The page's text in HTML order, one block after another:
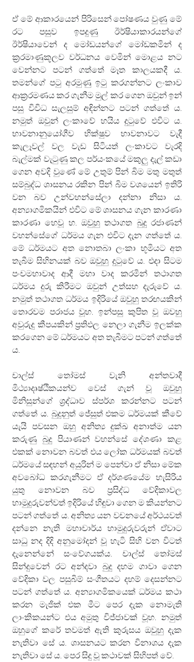
ඒ මේ ආකාරයෙන් පිරිසෙන් පෝෂණය වුණු මේ
රට පසුව ඉපදුණු ඊර්ෂියාකාරයන්ගේ
ඊර්ෂියාවෙන් ද මෝඩයන්ගේ මෝඩකමින් ද
ක්‍රරමාණුකූලව වර්ධනය වෙමින් මොළය නට
වෙන්නට පටන් ගත්තේ මෑත කාලයකදී ය.
තමන්ගේ පටු අරමුණු ඉටු කරගන්නට ලංකාව
ආක්‍රරමණය කර ගැනීම මුල් කර ගෙන ඔවුන් ඉන්
පසු විවිධ සැලසුම් අඳින්නට පටන් ගත්තේ ය.
නමුත් ඔවුන් ලංකාවේ හයිය දුටුවේ එවිට ය.
භාවනානුයෝගීව භික්ෂුව භාවනාවට වැදී
කැලෑවල් වල වැඩ සිටියත් ලංකාවට වැරදි
බැල්මක් වැටුණු කල පර්යංකයේ මකුලු දැල් කඩා
ගෙන අවදි වුණේ මේ උතුම් පින් බිම මතු මතුත්
සම්බුද්ධ ශාසනය රකින පින් බිම වශයෙන් ඉතිරි
වන බව උන්වහන්සේලා දන්නා නිසා ය.
අන්‍යාගමිකයින් එවිට මේ ශාසනය ගැන කාරණා
කාරණා හෙවූ හ. ඔවුහු තථාගත බුදු රජාණන්
වහන්සේගේ ධර්මය ගැන එවිට දැන ගත්තේ ය.
මේ ධර්මයට අත නොතබා ලංකා භූමියට අත
තැබීම සිහිනයක් බව ඔවුහු දුටුවේ ය. එදා සිටම
පංචමහාවාද ආදී මහා වාද කරමින් තථාගත
ධර්මය දුරු කිරීමට ඔවුන් උත්සහ දැරුවේ ය.
නමුත් තථාගත ධර්මය ඉදිරියේ ඔවුහු තරඟයකින්
තොරවම පරාජය වූහ. ඉන්පසු කුපිත වූ ඔවහු
අවුරුදු කීපයකින් ප්‍රතිඵල නෙලා ගැනීම ඉලක්ක
කරගෙන මේ ධර්මයට අත තැබීමට පටන් ගත්තේ
ය.
චාල්ස් තෝමස් වැනි අන්තවාදී
මිථ්‍යාදෘෂ්ඨිකයන්ව වෙස් ගැන් වූ ඔවුහු
මිනිසුන්ගේ ශ්‍රද්ධාව ස්පර්ශ කරන්නට පටන්
ගත්තේ ය. බුදුනුත් ජේසුත් එකම ධර්මයක් කීවේ
යැයි පවසන ඔහු අනිත්‍ය දුක්ඛ අනාත්ම යන
කරුණු බුදු පියාණන් වහන්සේ දේශණා කළ
එකක් නොවන බවත් එය ලෝක ධර්මයක් බවත්
ධර්මයේ සඳහන් අයුරින් ම පෙන්වා ඒ නිසා මේක
අවබෝධ කරගැනීමට ඒ දර්ශණයේම හැසිරිය
යුතු නොවන බව ප්‍රසිද්ධ වේදිකාවල
හාමුදුරුවන්වත් ඉදිරියේ හිඳුවා ගෙන ම කියන්නට
පටන් ගත්තේ ය. අනිත්‍ය යන වචනයේ අර්ථයවත්
දන්නෙ නැති මහාචාර්ය හාමුදුරුවරුන් ඒවාට
සාධු නද දිදි අනුමෝදන් වූ හැටි සිහි වන විටත්
දැනෙන්නේ සංවේගයක්ය. චාල්ස් තෝමස්
සින්දුවෙන් රට අන්දවා බුදු දහම ගාවා ගෙන
වේදිකා වල පසුබිම් සංගීතයට දහම් දෙසන්නට
පටන් ගත්තේ ය. අන්‍යාගමිකයෙක් ධර්මය කථා
කරන මැජික් එක මීට පෙර දැක නොමැති
ලාංකිකයන්ට එය අමුතු විජ්ජාවක් වූහ. නමුත්
ඔහුගේ කරේ තවමත් ඇති කුරුසය ඔවුහු දැක
නැතිවා සේ ය. ශාසනයට කරන විනාශය දැක
නැතිවා සේ ය. පෙර සිදු වූ කථාවක් සිහිපත් වේ.